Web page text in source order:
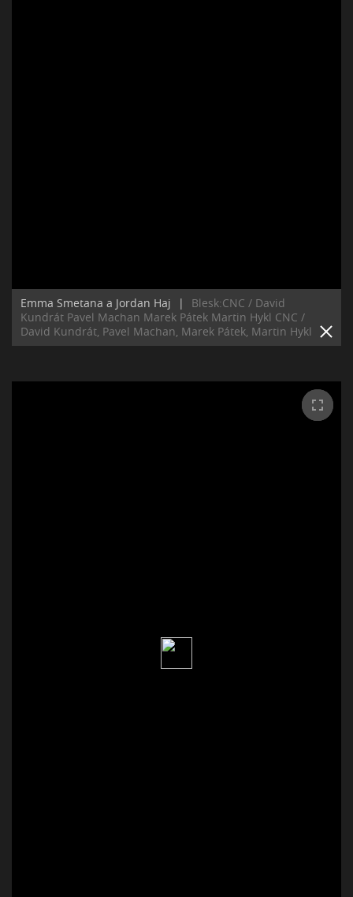
Emma Smetana a Jordan Haj |
Blesk:CNC / David
Kundrát Pavel Machan Marek Pátek Martin Hykl CNC /
David Kundrát, Pavel Machan, Marek Pátek, Martin Hykl